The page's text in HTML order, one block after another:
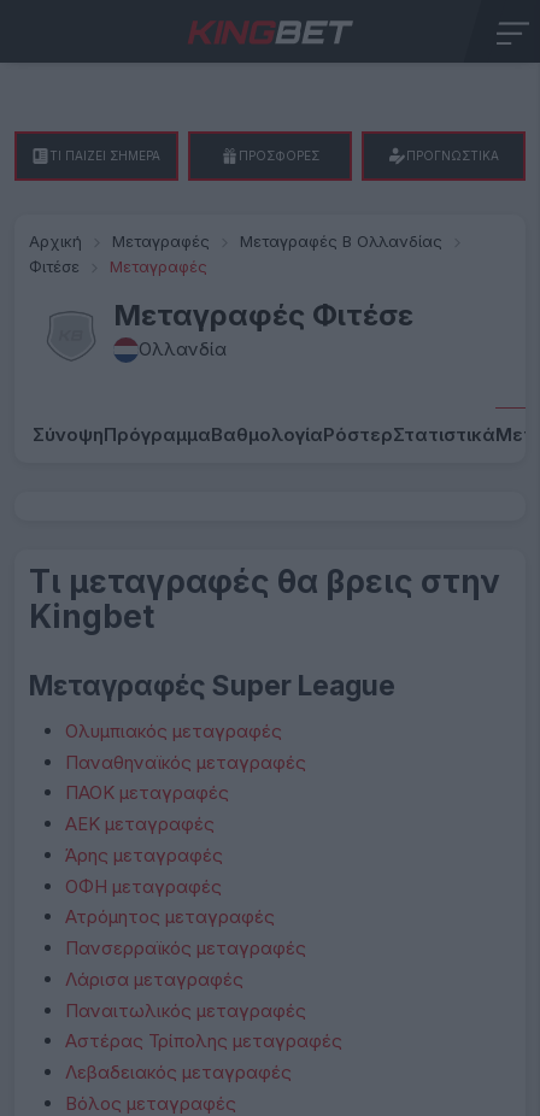
Αρχική Μεταγραφές
Μεταγραφές Β Ολλανδίας
Φιτέσε
Μεταγραφές
Μεταγραφές Φιτέσε
Ολλανδία
ΣύνοψηΠρόγραμμαΒαθμολογίαΡόστερΣτατιστικά
Τι μεταγραφές θα βρεις στην
Kingbet
Μεταγραφές Super League
Ολυμπιακός μεταγραφές
Παναθηναϊκός μεταγραφές
ΠΑΟΚ μεταγραφές
ΑΕΚ μεταγραφές
Άρης μεταγραφές
ΟΦΗ μεταγραφές
Ατρόμητος μεταγραφές
Πανσερραϊκός μεταγραφές
Λάρισα μεταγραφές
Παναιτωλικός μεταγραφές
Αστέρας Τρίπολης μεταγραφές
Λεβαδειακός μεταγραφές
Βόλος μεταγραφές
ΤΙ ΠΑΙΖΕΙ ΣΗΜΕΡΑ ΠΡΟΣΦΟΡΕΣ ΠΡΟΓΝΩΣΤΙΚΑ